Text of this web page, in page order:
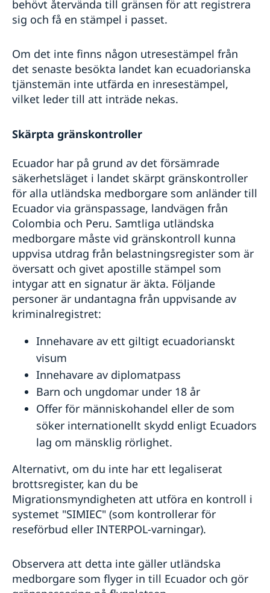
behövt återvända till gränsen för att registrera
sig och få en stämpel i passet.
Om det inte finns någon utresestämpel från
det senaste besökta landet kan ecuadorianska
tjänstemän inte utfärda en inresestämpel,
vilket leder till att inträde nekas.
Skärpta gränskontroller
Ecuador har på grund av det försämrade
säkerhetsläget i landet skärpt gränskontroller
för alla utländska medborgare som anländer till
Ecuador via gränspassage, landvägen från
Colombia och Peru. Samtliga utländska
medborgare måste vid gränskontroll kunna
uppvisa utdrag från belastningsregister som är
översatt och givet apostille stämpel som
intygar att en signatur är äkta. Följande
personer är undantagna från uppvisande av
kriminalregistret:
Innehavare av ett giltigt ecuadorianskt
visum
Innehavare av diplomatpass
Barn och ungdomar under 18 år
Offer för människohandel eller de som
söker internationellt skydd enligt Ecuadors
lag om mänsklig rörlighet.
Alternativt, om du inte har ett legaliserat
brottsregister, kan du be
Migrationsmyndigheten att utföra en kontroll i
systemet "SIMIEC" (som kontrollerar för
reseförbud eller INTERPOL-varningar).
Observera att detta inte gäller utländska
medborgare som flyger in till Ecuador och gör